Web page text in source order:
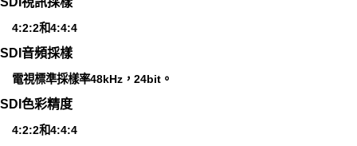
4:2:2和4:4:4
SDI音頻採樣
電視標準採樣率48kHz，24bit。
SDI色彩精度
4:2:2和4:4:4